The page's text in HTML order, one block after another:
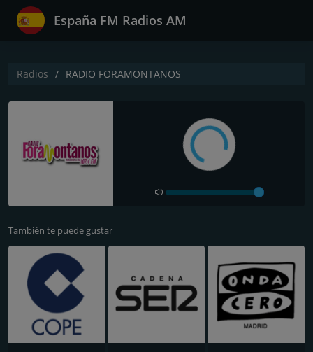
España FM Radios AM
Radios RADIO FORAMONTANOS
También te puede gustar